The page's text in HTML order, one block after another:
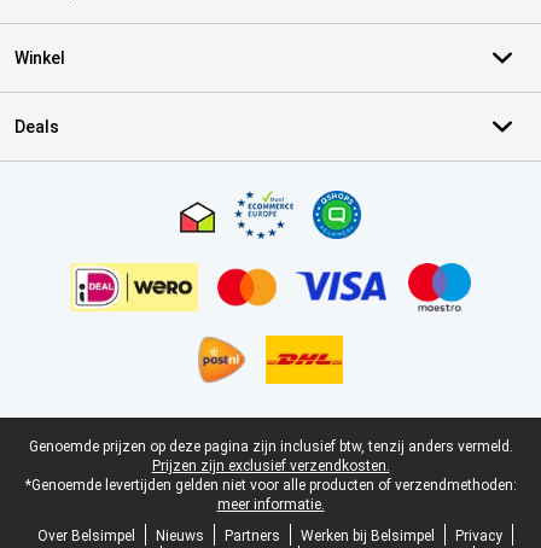
Winkel
Deals
Juridische voettekst
Genoemde prijzen op deze pagina zijn inclusief btw, tenzij anders vermeld.
Prijzen zijn exclusief verzendkosten.
*Genoemde levertijden gelden niet voor alle producten of verzendmethoden:
meer informatie.
Over Belsimpel
Nieuws Partners Werken bij Belsimpel
Privacy